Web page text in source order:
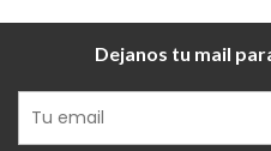
Dejanos tu mail